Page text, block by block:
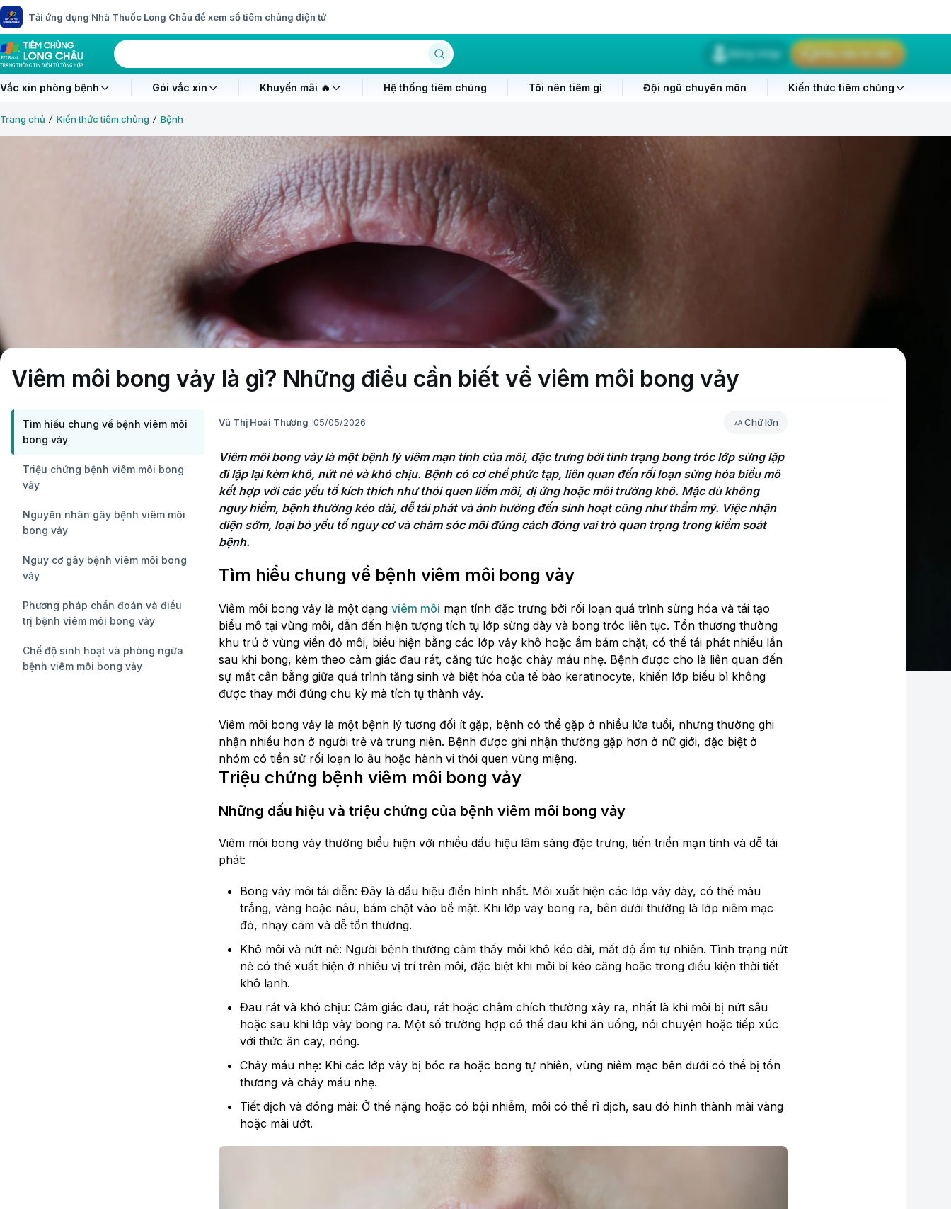
Tải ứng dụng Nhà Thuốc Long Châu để xem sổ tiêm chủng điện tử
Đăng nhập Yêu cầu tư vấn
Vắc xin phòng bệnh Gói vắc xin Khuyến mãi 🔥 Hệ thống tiêm chủng Tôi nên tiêm gì Đội ngũ chuyên môn Kiến thức tiêm chủng
Trang chủ Kiến thức tiêm chủng Bệnh
Viêm môi bong vảy là gì? Những điều cần biết về viêm môi bong vảy
Tìm hiểu chung về bệnh viêm môi
bong vảy
Triệu chứng bệnh viêm môi bong
vảy
Nguyên nhân gây bệnh viêm môi
bong vảy
Nguy cơ gây bệnh viêm môi bong
vảy
Phương pháp chẩn đoán và điều
trị bệnh viêm môi bong vảy
Chế độ sinh hoạt và phòng ngừa
bệnh viêm môi bong vảy
Vũ Thị Hoài Thương 05/05/2026 Chữ lớn
Viêm môi bong vảy là một bệnh lý viêm mạn tính của môi, đặc trưng bởi tình trạng bong tróc lớp sừng lặp
đi lặp lại kèm khô, nứt nẻ và khó chịu. Bệnh có cơ chế phức tạp, liên quan đến rối loạn sừng hóa biểu mô
kết hợp với các yếu tố kích thích như thói quen liếm môi, dị ứng hoặc môi trường khô. Mặc dù không
nguy hiểm, bệnh thường kéo dài, dễ tái phát và ảnh hưởng đến sinh hoạt cũng như thẩm mỹ. Việc nhận
diện sớm, loại bỏ yếu tố nguy cơ và chăm sóc môi đúng cách đóng vai trò quan trọng trong kiểm soát
Tìm hiểu chung về bệnh viêm môi bong vảy
Viêm môi bong vảy là một dạng viêm môi mạn tính đặc trưng bởi rối loạn quá trình sừng hóa và tái tạo
biểu mô tại vùng môi, dẫn đến hiện tượng tích tụ lớp sừng dày và bong tróc liên tục. Tổn thương thường
khu trú ở vùng viền đỏ môi, biểu hiện bằng các lớp vảy khô hoặc ẩm bám chặt, có thể tái phát nhiều lần
sau khi bong, kèm theo cảm giác đau rát, căng tức hoặc chảy máu nhẹ. Bệnh được cho là liên quan đến
sự mất cân bằng giữa quá trình tăng sinh và biệt hóa của tế bào keratinocyte, khiến lớp biểu bì không
được thay mới đúng chu kỳ mà tích tụ thành vảy.
Viêm môi bong vảy là một bệnh lý tương đối ít gặp, bệnh có thể gặp ở nhiều lứa tuổi, nhưng thường ghi
nhận nhiều hơn ở người trẻ và trung niên. Bệnh được ghi nhận thường gặp hơn ở nữ giới, đặc biệt ở
nhóm có tiền sử rối loạn lo âu hoặc hành vi thói quen vùng miệng.
Triệu chứng bệnh viêm môi bong vảy
Những dấu hiệu và triệu chứng của bệnh viêm môi bong vảy
Viêm môi bong vảy thường biểu hiện với nhiều dấu hiệu lâm sàng đặc trưng, tiến triển mạn tính và dễ tái
phát:
Bong vảy môi tái diễn: Đây là dấu hiệu điển hình nhất. Môi xuất hiện các lớp vảy dày, có thể màu
trắng, vàng hoặc nâu, bám chặt vào bề mặt. Khi lớp vảy bong ra, bên dưới thường là lớp niêm mạc
đỏ, nhạy cảm và dễ tổn thương.
Khô môi và nứt nẻ: Người bệnh thường cảm thấy môi khô kéo dài, mất độ ẩm tự nhiên. Tình trạng nứt
nẻ có thể xuất hiện ở nhiều vị trí trên môi, đặc biệt khi môi bị kéo căng hoặc trong điều kiện thời tiết
khô lạnh.
Đau rát và khó chịu: Cảm giác đau, rát hoặc châm chích thường xảy ra, nhất là khi môi bị nứt sâu
hoặc sau khi lớp vảy bong ra. Một số trường hợp có thể đau khi ăn uống, nói chuyện hoặc tiếp xúc
với thức ăn cay, nóng.
Chảy máu nhẹ: Khi các lớp vảy bị bóc ra hoặc bong tự nhiên, vùng niêm mạc bên dưới có thể bị tổn
thương và chảy máu nhẹ.
Tiết dịch và đóng mài: Ở thể nặng hoặc có bội nhiễm, môi có thể rỉ dịch, sau đó hình thành mài vàng
hoặc mài ướt.